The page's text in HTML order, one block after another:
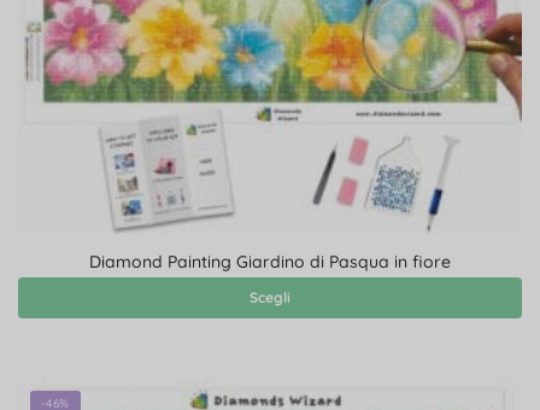
Diamond Painting Giardino di Pasqua in fiore
Scegli
-46%